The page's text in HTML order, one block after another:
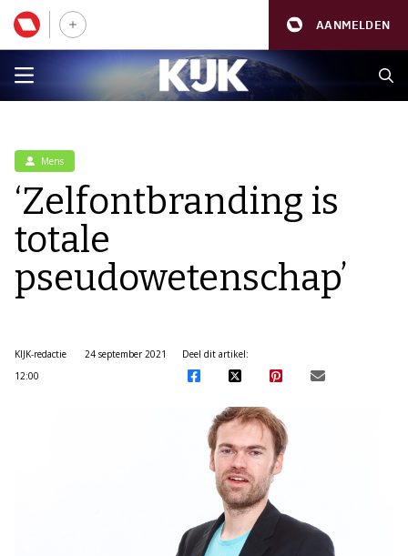
AANMELDEN
Mens
‘Zelfontbranding is
totale
pseudowetenschap’
KIJK-redactie
24 september 2021
12:00
Deel dit artikel: